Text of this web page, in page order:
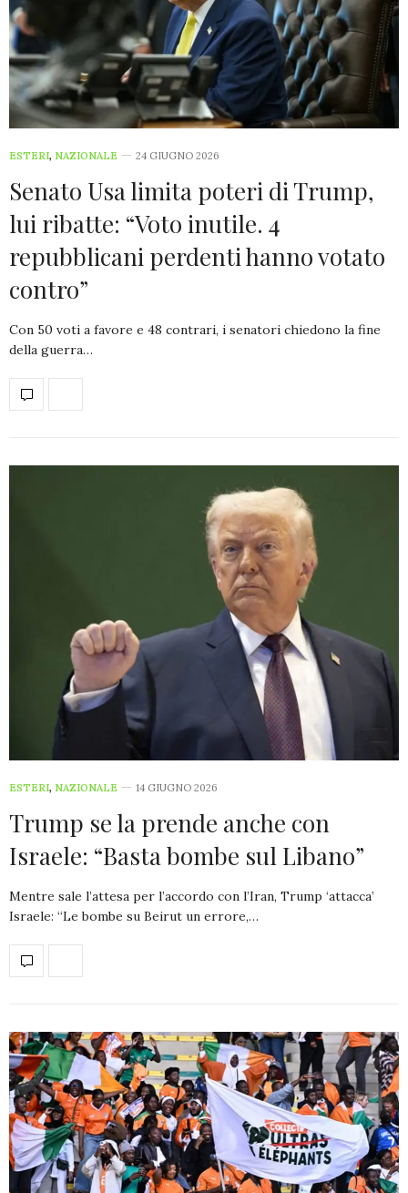
ESTERI, NAZIONALE 24 GIUGNO 2026
Senato Usa limita poteri di Trump,
lui ribatte: “Voto inutile. 4
repubblicani perdenti hanno votato
contro”
Con 50 voti a favore e 48 contrari, i senatori chiedono la fine
della guerra…
ESTERI, NAZIONALE 14 GIUGNO 2026
Trump se la prende anche con
Israele: “Basta bombe sul Libano”
Mentre sale l’attesa per l’accordo con l’Iran, Trump ‘attacca’
Israele: “Le bombe su Beirut un errore,…